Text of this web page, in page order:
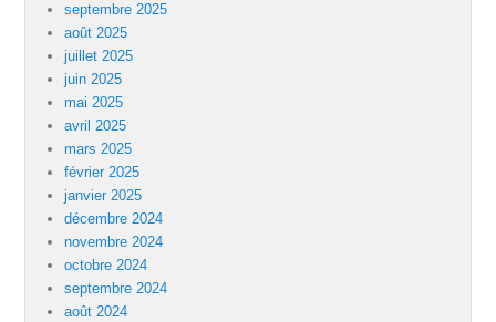
septembre 2025
août 2025
juillet 2025
juin 2025
mai 2025
avril 2025
mars 2025
février 2025
janvier 2025
décembre 2024
novembre 2024
octobre 2024
septembre 2024
août 2024